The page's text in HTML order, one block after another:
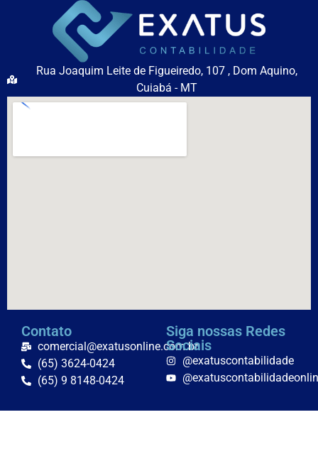
Rua Joaquim Leite de Figueiredo, 107 , Dom Aquino,
Cuiabá - MT
Contato
comercial@exatusonline.com.br
(65) 3624-0424
(65) 9 8148-0424
Siga nossas Redes
Sociais
@exatuscontabilidade